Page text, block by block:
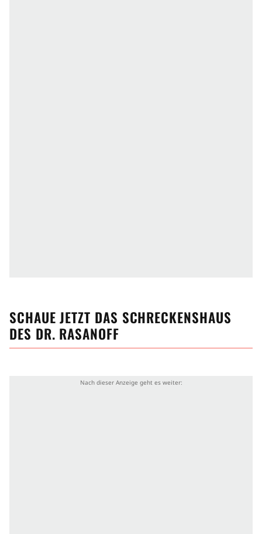
SCHAUE JETZT DAS SCHRECKENSHAUS
DES DR. RASANOFF